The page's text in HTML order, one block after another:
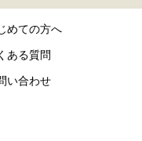
めての方へ
ある質問
い合わせ